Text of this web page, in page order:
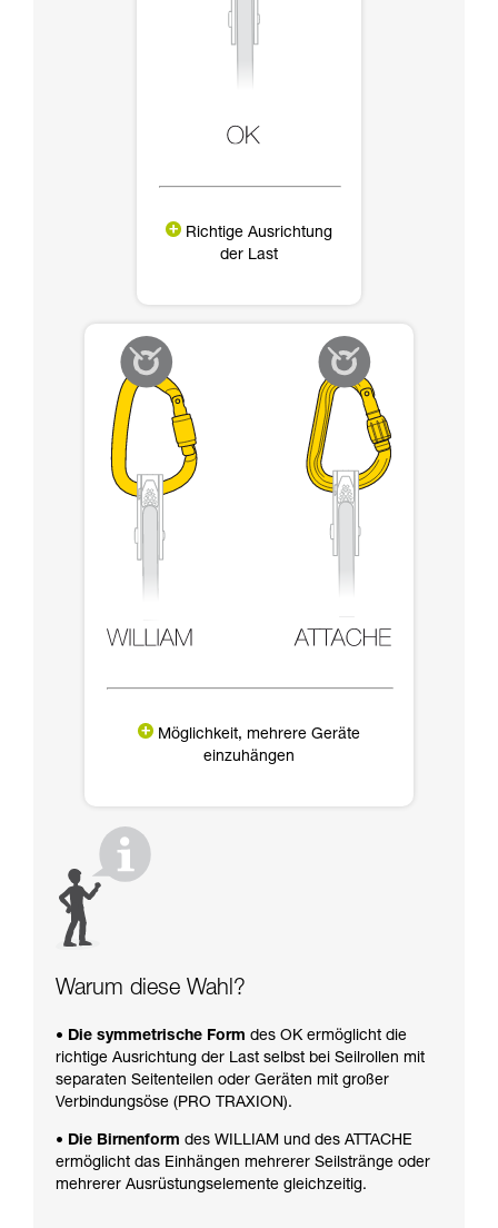
Richtige Ausrichtung
der Last
Möglichkeit, mehrere Geräte
einzuhängen
Warum diese Wahl?
• Die symmetrische Form des OK ermöglicht die
richtige Ausrichtung der Last selbst bei Seilrollen mit
separaten Seitenteilen oder Geräten mit großer
Verbindungsöse (PRO TRAXION).
• Die Birnenform des WILLIAM und des ATTACHE
ermöglicht das Einhängen mehrerer Seilstränge oder
mehrerer Ausrüstungselemente gleichzeitig.